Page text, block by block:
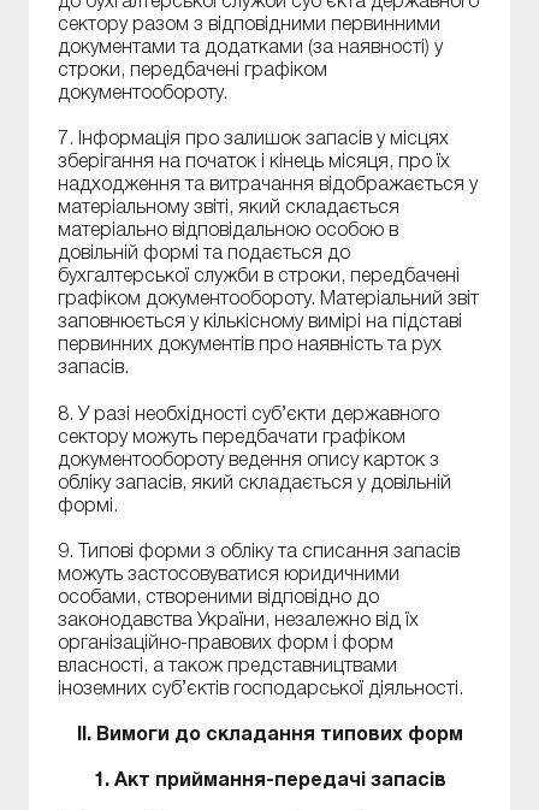
сектору разом з відповідними первинними
документами та додатками (за наявності) у
строки, передбачені графіком
документообороту.
7. Інформація про залишок запасів у місцях
зберігання на початок і кінець місяця, про їх
надходження та витрачання відображається у
матеріальному звіті, який складається
матеріально відповідальною особою в
довільній формі та подається до
бухгалтерської служби в строки, передбачені
графіком документообороту. Матеріальний звіт
заповнюється у кількісному вимірі на підставі
первинних документів про наявність та рух
запасів.
8. У разі необхідності суб’єкти державного
сектору можуть передбачати графіком
документообороту ведення опису карток з
обліку запасів, який складається у довільній
формі.
9. Типові форми з обліку та списання запасів
можуть застосовуватися юридичними
особами, створеними відповідно до
законодавства України, незалежно від їх
організаційно-правових форм і форм
власності, а також представництвами
іноземних суб’єктів господарської діяльності.
II. Вимоги до складання типових форм
1. Акт приймання-передачі запасів